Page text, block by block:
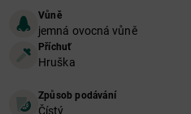
Vůně
jemná ovocná vůně
Příchuť
Hruška
Způsob podávání
Čístý